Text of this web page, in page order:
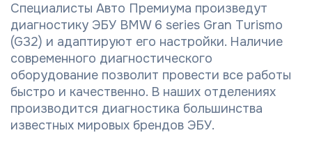
Специалисты Авто Премиума произведут
диагностику ЭБУ BMW 6 series Gran Turismo
(G32) и адаптируют его настройки. Наличие
современного диагностического
оборудование позволит провести все работы
быстро и качественно. В наших отделениях
производится диагностика большинства
известных мировых брендов ЭБУ.